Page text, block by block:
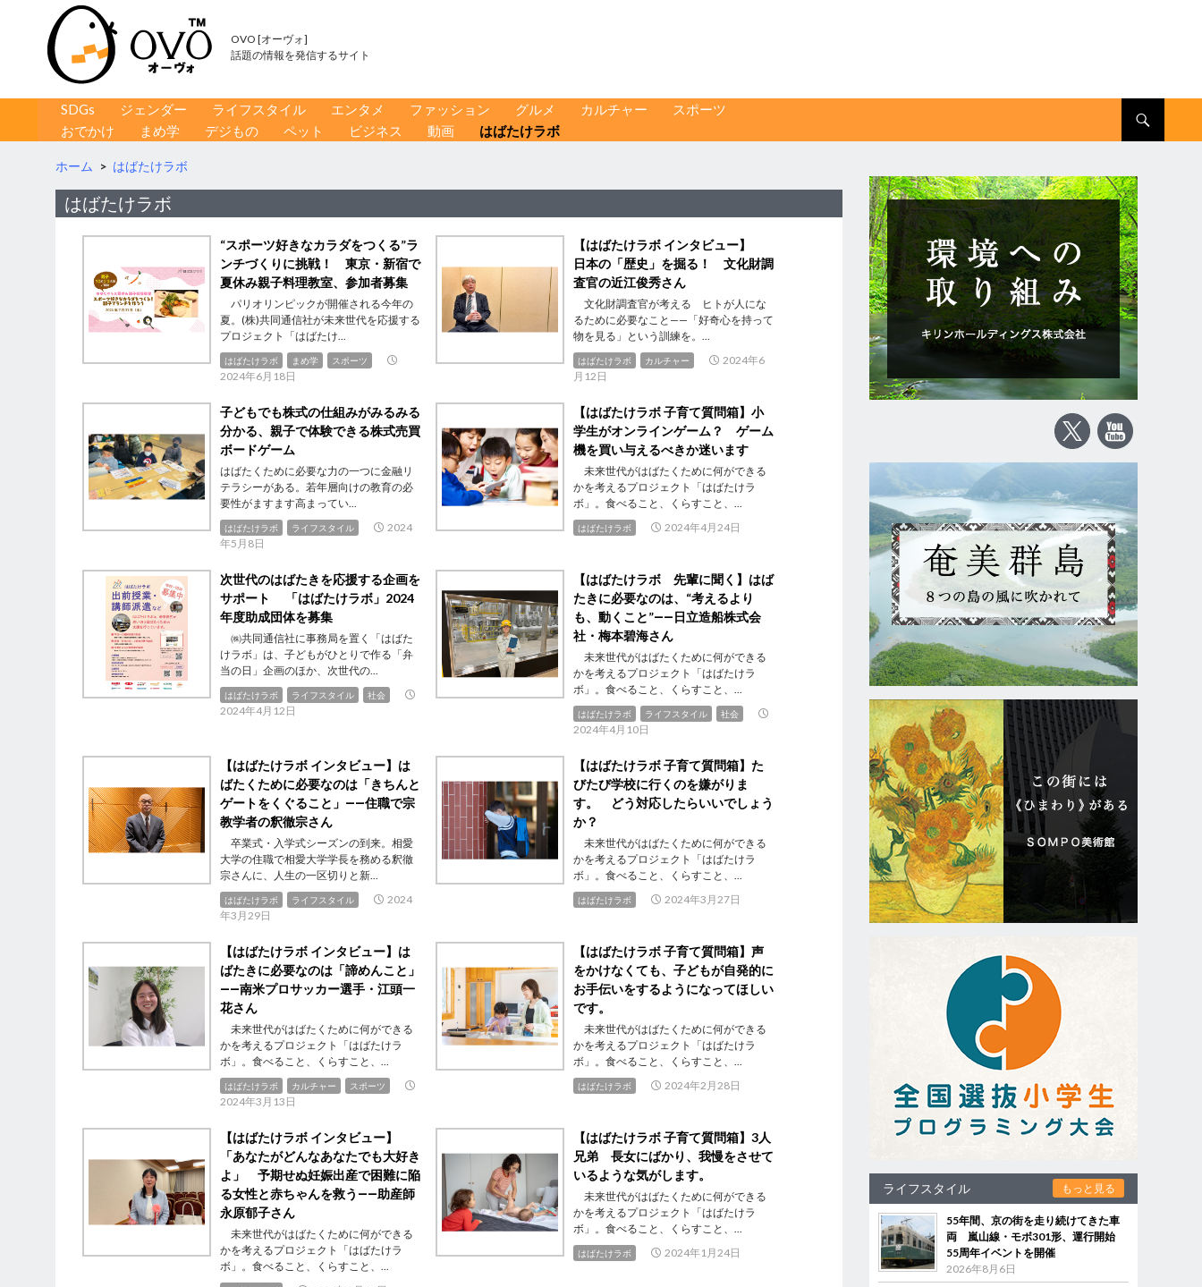
OVO [オーヴォ]
話題の情報を発信するサイト
コンテンツへ移動
SDGs ジェンダー ライフスタイル エンタメ ファッション グルメ カルチャー
スポーツ
おでかけ
まめ学 デジもの ペット ビジネス 動画 はばたけラボ
ホーム > はばたけラボ
はばたけラボ
“スポーツ好きなカラダをつくる”ラ
ンチづくりに挑戦！ 東京・新宿で
夏休み親子料理教室、参加者募集
パリオリンピックが開催される今年の
夏。(株)共同通信社が未来世代を応援する
プロジェクト「はばたけ...
はばたけラボ まめ学 スポーツ
2024年6月18日
【はばたけラボ インタビュー】
日本の「歴史」を掘る！ 文化財調
査官の近江俊秀さん
文化財調査官が考える ヒトが人にな
るために必要なこと——「好奇心を持って
物を見る」という訓練を。...
はばたけラボ カルチャー
2024年6
月12日
子どもでも株式の仕組みがみるみる
分かる、親子で体験できる株式売買
ボードゲーム
はばたくために必要な力の一つに金融リ
テラシーがある。若年層向けの教育の必
要性がますます高まってい...
はばたけラボ ライフスタイル
2024
年5月8日
【はばたけラボ 子育て質問箱】小
学生がオンラインゲーム？ ゲーム
機を買い与えるべきか迷います
未来世代がはばたくために何ができる
かを考えるプロジェクト「はばたけラ
ボ」。食べること、くらすこと、...
はばたけラボ 2024年4月24日
次世代のはばたきを応援する企画を
サポート 「はばたけラボ」2024
年度助成団体を募集
㈱共同通信社に事務局を置く「はばた
けラボ」は、子どもがひとりで作る「弁
当の日」企画のほか、次世代の...
はばたけラボ ライフスタイル 社会
2024年4月12日
【はばたけラボ 先輩に聞く】はば
たきに必要なのは、“考えるより
も、動くこと”――日立造船株式会
社・梅本碧海さん
未来世代がはばたくために何ができる
かを考えるプロジェクト「はばたけラ
ボ」。食べること、くらすこと、...
はばたけラボ ライフスタイル 社会
2024年4月10日
【はばたけラボ インタビュー】は
ばたくために必要なのは「きちんと
ゲートをくぐること」――住職で宗
教学者の釈徹宗さん
卒業式・入学式シーズンの到来。相愛
大学の住職で相愛大学学長を務める釈徹
宗さんに、人生の一区切りと新...
はばたけラボ ライフスタイル
2024
年3月29日
【はばたけラボ 子育て質問箱】た
びたび学校に行くのを嫌がりま
す。 どう対応したらいいでしょう
か？
未来世代がはばたくために何ができる
かを考えるプロジェクト「はばたけラ
ボ」。食べること、くらすこと、...
はばたけラボ 2024年3月27日
【はばたけラボ インタビュー】は
ばたきに必要なのは「諦めんこと」
――南米プロサッカー選手・江頭一
花さん
未来世代がはばたくために何ができる
かを考えるプロジェクト「はばたけラ
ボ」。食べること、くらすこと、...
はばたけラボ カルチャー スポーツ
2024年3月13日
【はばたけラボ 子育て質問箱】声
をかけなくても、子どもが自発的に
お手伝いをするようになってほしい
です。
未来世代がはばたくために何ができる
かを考えるプロジェクト「はばたけラ
ボ」。食べること、くらすこと、...
はばたけラボ 2024年2月28日
【はばたけラボ インタビュー】
「あなたがどんなあなたでも大好き
よ」 予期せぬ妊娠出産で困難に陥
る女性と赤ちゃんを救う――助産師
永原郁子さん
未来世代がはばたくために何ができる
かを考えるプロジェクト「はばたけラ
ボ」。食べること、くらすこと、...
【はばたけラボ 子育て質問箱】3人
兄弟 長女にばかり、我慢をさせて
いるような気がします。
未来世代がはばたくために何ができる
かを考えるプロジェクト「はばたけラ
ボ」。食べること、くらすこと、...
はばたけラボ 2024年1月24日
ライフスタイル もっと見る
55年間、京の街を走り続けてきた車
両 嵐山線・モボ301形、運行開始
55周年イベントを開催
2026年8月6日